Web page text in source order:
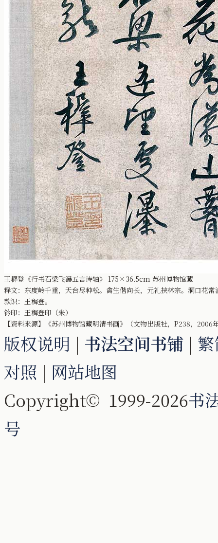
王穉登《行书石梁飞瀑五言诗轴》 175×36.5cm 苏州博物馆藏
释文：东度岭千重，天台尽种松。禽生偕向长，元礼挟林宗。洞口花
款识：王穉登。
钤印：王穉登印（朱）
【资料来源】《苏州博物馆藏明清书画》（文物出版社，P238，2006
版权说明 | 书法空间书铺 |
对照 | 网站地图
Copyright© 1999-2026书
号